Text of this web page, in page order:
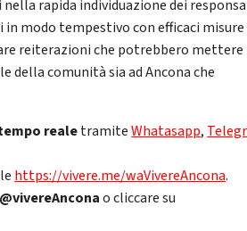
rapida individuazione dei
modo tempestivo con efficaci misure
reiterazioni che potrebbero mettere
della comunità sia ad Ancona che
realetramiteWhatasapp,
https://vivere.me/waVivereAncona.
@vivereAnconao cliccare su